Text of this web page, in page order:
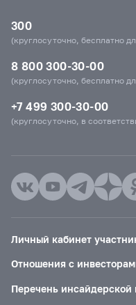
300
(круглосуточно, бесплатно
8 800 300-30-00
(круглосуточно, бесплатно
+7 499 300-30-00
(круглосуточно, в
Личный кабинет
Отношения с
Перечень